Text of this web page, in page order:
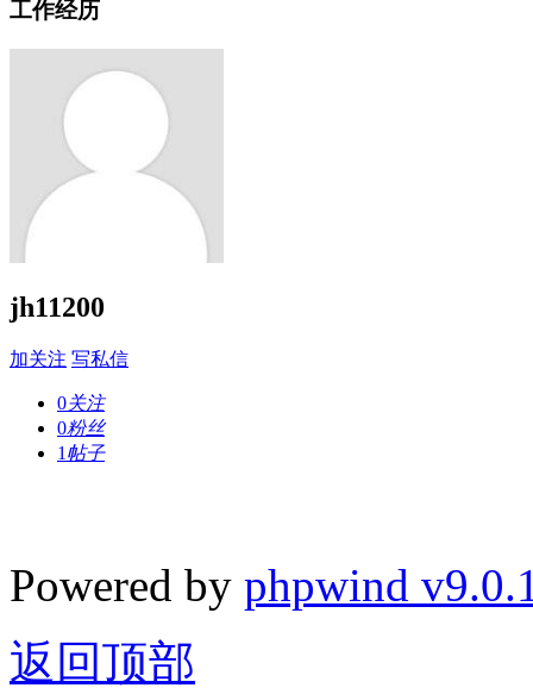
工作经历
jh11200
加关注 写私信
0关注
0粉丝
1 帖子
Powered by phpwind
返回顶部